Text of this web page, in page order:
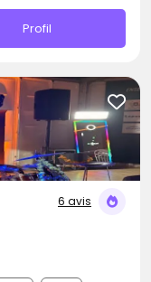
Profil
6 avis